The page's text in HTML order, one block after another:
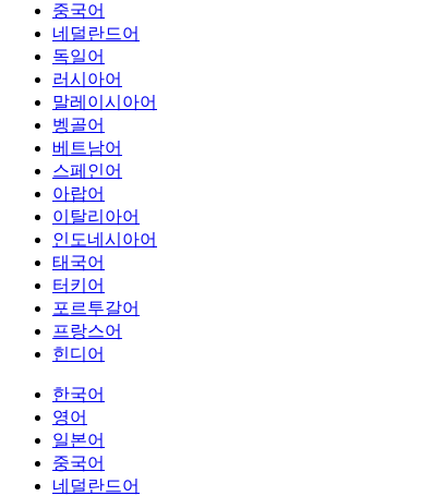
중국어
네덜란드어
독일어
러시아어
말레이시아어
벵골어
베트남어
스페인어
아랍어
이탈리아어
인도네시아어
태국어
터키어
포르투갈어
프랑스어
힌디어
한국어
영어
일본어
중국어
네덜란드어